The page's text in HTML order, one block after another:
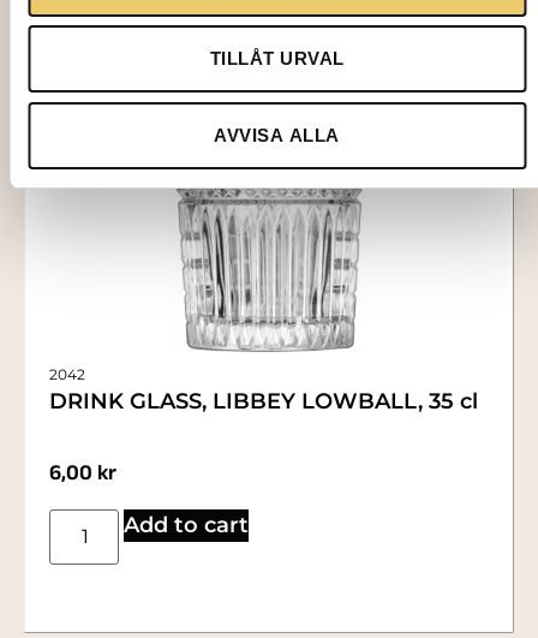
TILLÅT URVAL
AVVISA ALLA
2042
DRINK GLASS, LIBBEY LOWBALL, 35 cl
6,00 kr
Add to cart